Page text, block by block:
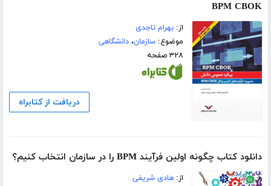
BPM CBOK
از:بهرام تاجدی
موضوع:سازمان،دانشگاهی
۳۲۸ صفحه
دریافت از کتابراه
دانلود کتاب چگونه اولین فرآیند BPM را در سازمان انتخاب کنیم؟
از:هادی شریفی